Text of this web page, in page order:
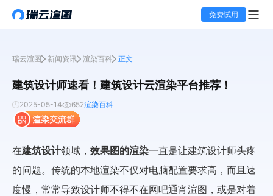
免费试用
瑞云渲图 新闻资讯 渲染百科 正文
建筑设计师速看！建筑设计云渲染平台推荐！
2025-05-14 652渲染百科
在建筑设计领域， 效果图的渲染一直是让建筑设计师头疼
的问题。传统的本地渲染不仅对电脑配置要求高，而且速
度慢，常常导致设计师不得不在网吧通宵渲图，或是对着